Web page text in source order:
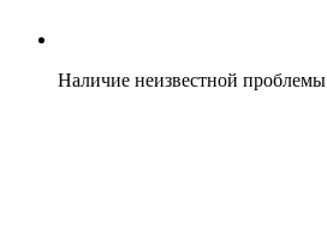
Наличие неизвестной проблемы